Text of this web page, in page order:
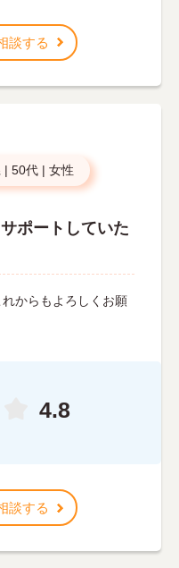
談する
| 50代 | 女性
ポートしていた
からもよろしくお願
4.8
談する